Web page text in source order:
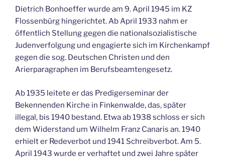
Dietrich Bonhoeffer wurde am 9. April 1945 im KZ
Flossenbürg hingerichtet. Ab April 1933 nahm er
öffentlich Stellung gegen die nationalsozialistische
Judenverfolgung und engagierte sich im Kirchenkampf
gegen die sog. Deutschen Christen und den
Arierparagraphen im Berufsbeamtengesetz.
Ab 1935 leitete er das Predigerseminar der
Bekennenden Kirche in Finkenwalde, das, später
illegal, bis 1940 bestand. Etwa ab 1938 schloss er sich
dem Widerstand um Wilhelm Franz Canaris an. 1940
erhielt er Redeverbot und 1941 Schreibverbot. Am 5.
April 1943 wurde er verhaftet und zwei Jahre später